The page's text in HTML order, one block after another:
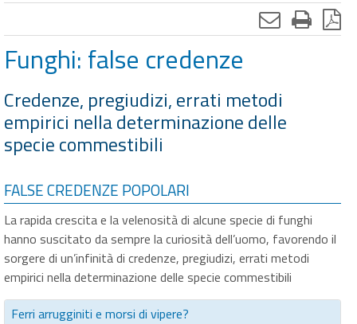
Funghi: false credenze
Credenze, pregiudizi, errati metodi
empirici nella determinazione delle
specie commestibili
FALSE CREDENZE POPOLARI
La rapida crescita e la velenosità di alcune specie di funghi
hanno suscitato da sempre la curiosità dell’uomo, favorendo il
sorgere di un’infinità di credenze, pregiudizi, errati metodi
empirici nella determinazione delle specie commestibili
Ferri arrugginiti e morsi di vipere?